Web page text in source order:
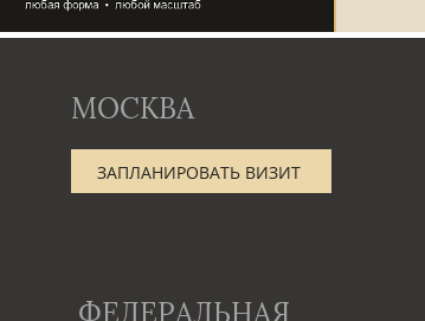
МОСКВА
ЗАПЛАНИРОВАТЬ ВИЗИТ
ФЕДЕРАЛЬНАЯ